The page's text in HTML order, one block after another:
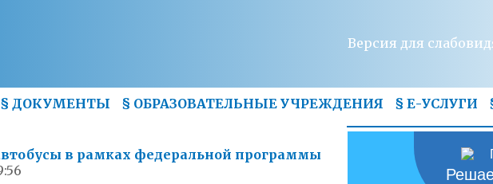
Версия для
§ ДОКУМЕНТЫ § ОБРАЗОВАТЕЛЬНЫЕ УЧРЕЖДЕНИЯ § Е-УСЛУГИ
в рамках федеральной программы